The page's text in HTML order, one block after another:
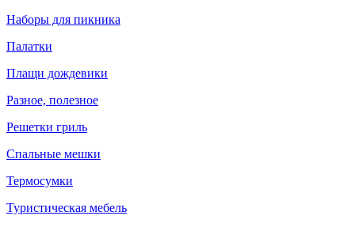
Наборы для пикника
Палатки
Плащи дождевики
Разное, полезное
Решетки гриль
Спальные мешки
Термосумки
Туристическая мебель